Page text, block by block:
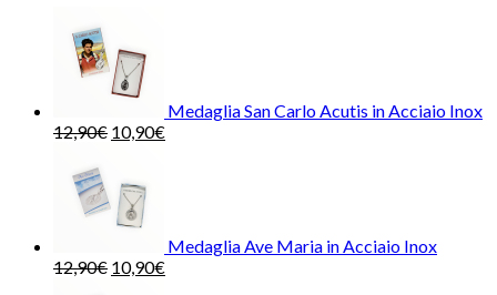
Medaglia San Carlo Acutis in Acciaio Inox
12,90€ 10,90€
Medaglia Ave Maria in Acciaio Inox
12,90€ 10,90€